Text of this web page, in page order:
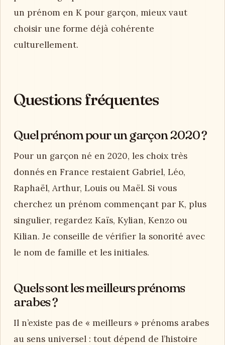
un prénom en K pour garçon, mieux vaut
choisir une forme déjà cohérente
culturellement.
Questions fréquentes
Quel prénom pour un garçon 2020 ?
Pour un garçon né en 2020, les choix très
donnés en France restaient Gabriel, Léo,
Raphaël, Arthur, Louis ou Maël. Si vous
cherchez un prénom commençant par K, plus
singulier, regardez Kaïs, Kylian, Kenzo ou
Kilian. Je conseille de vérifier la sonorité avec
le nom de famille et les initiales.
Quels sont les meilleurs prénoms
arabes ?
Il n’existe pas de « meilleurs » prénoms arabes
au sens universel : tout dépend de l’histoire